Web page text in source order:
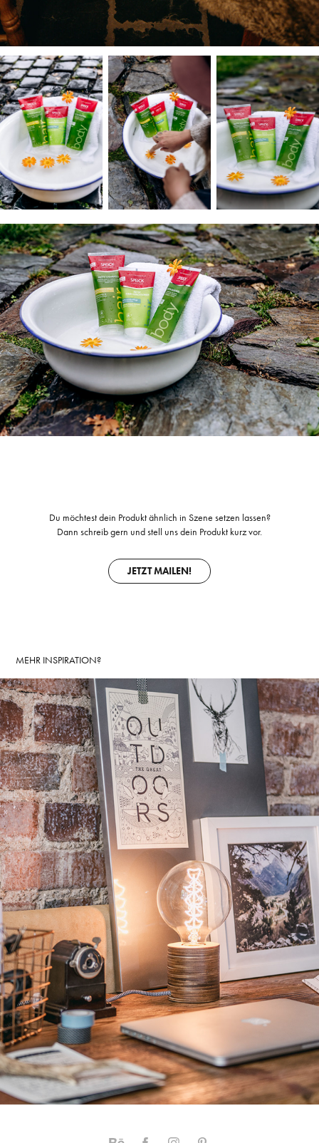
Du möchtest dein Produkt ähnlich in Szene setzen lassen?
Dann schreib gern und stell uns dein Produkt kurz vor.
JETZT MAILEN!
MEHR INSPIRATION?
LICHTLIEBE DESIGNLAMPEN
2016